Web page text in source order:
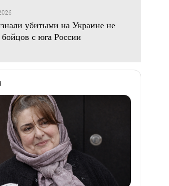
убитыми на Украине не
с юга России